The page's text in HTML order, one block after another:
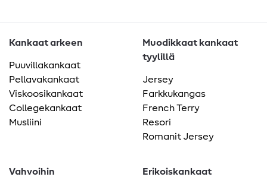
Kankaat arkeen
Puuvillakankaat
Pellavakankaat
Viskoosikankaat
Collegekankaat
Musliini
Muodikkaat kankaat
tyylillä
Jersey
Farkkukangas
French Terry
Resori
Romanit Jersey
Vahvoihin
Erikoiskankaat